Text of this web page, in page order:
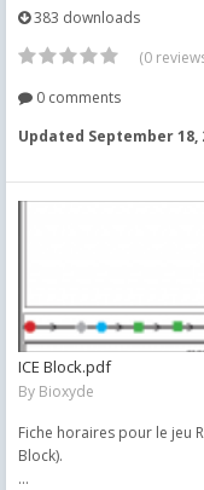
383 downloads
(0
0 comments
Updated September 18,
ICE Block.pdf
By Bioxyde
Fiche horaires pour le jeu
Block).
...